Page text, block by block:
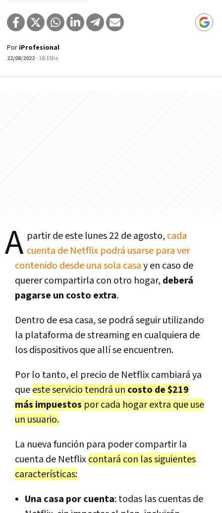
Por iProfesional
22/08/2022- 18:15hs
A partir de este lunes 22 de agosto, cada
cuenta de Netflix podrá usarse para ver
contenido desde una sola casay en caso de
querer compartirla con otro hogar, deberá
pagarse un costo extra.
Dentro de esa casa, se podrá seguir utilizando
la plataforma de streaming en cualquiera de
los dispositivos que allí se encuentren.
Por lo tanto, el precio de Netflix cambiará ya
queeste servicio tendrá un costo de $219
más impuestos por cada hogar extra que use
un usuario.
La nueva función para poder compartir la
cuenta de Netflixcontará con las siguientes
características:
Una casa por cuenta: todas las cuentas de